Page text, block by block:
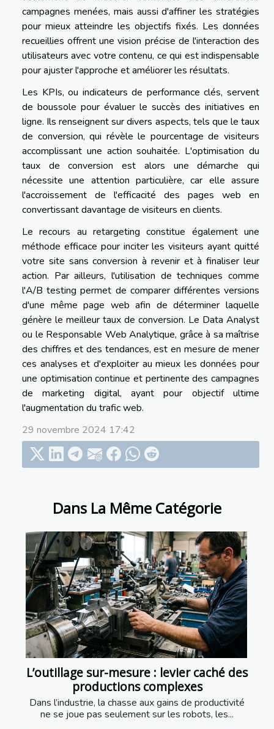
Dans La Même Catégorie
L’outillage sur-mesure : levier caché des
productions complexes
Dans l’industrie, la chasse aux gains de productivité
ne se joue pas seulement sur les robots, les...
campagnes menées, mais aussi d'affiner les stratégies
pour mieux atteindre les objectifs fixés. Les données
recueillies offrent une vision précise de l'interaction des
utilisateurs avec votre contenu, ce qui est indispensable
pour ajuster l'approche et améliorer les résultats.
Les KPIs, ou indicateurs de performance clés, servent
de boussole pour évaluer le succès des initiatives en
ligne. Ils renseignent sur divers aspects, tels que le taux
de conversion, qui révèle le pourcentage de visiteurs
accomplissant une action souhaitée. L'optimisation du
taux de conversion est alors une démarche qui
nécessite une attention particulière, car elle assure
l'accroissement de l'efficacité des pages web en
convertissant davantage de visiteurs en clients.
Le recours au retargeting constitue également une
méthode efficace pour inciter les visiteurs ayant quitté
votre site sans conversion à revenir et à finaliser leur
action. Par ailleurs, l'utilisation de techniques comme
l'A/B testing permet de comparer différentes versions
d'une même page web afin de déterminer laquelle
génère le meilleur taux de conversion. Le Data Analyst
ou le Responsable Web Analytique, grâce à sa maîtrise
des chiffres et des tendances, est en mesure de mener
ces analyses et d'exploiter au mieux les données pour
une optimisation continue et pertinente des campagnes
de marketing digital, ayant pour objectif ultime
l'augmentation du trafic web.
29 novembre 2024 17:42